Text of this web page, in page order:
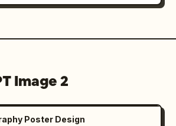
Image 2
Poster Design